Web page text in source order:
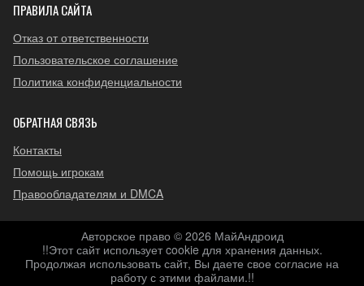
ПРАВИЛА САЙТА
Отказ от ответственности
Пользовательское соглашение
Политика конфиденциальности
ОБРАТНАЯ СВЯЗЬ
Контакты
Помощь игрокам
Правообладателям и DMCA
Авторское право © 2026 МайАндроид
!!Этот сайт использует cookie для хранения данных.
Продолжая использовать сайт, Вы даете свое согласие на
работу с этими файлами.!!